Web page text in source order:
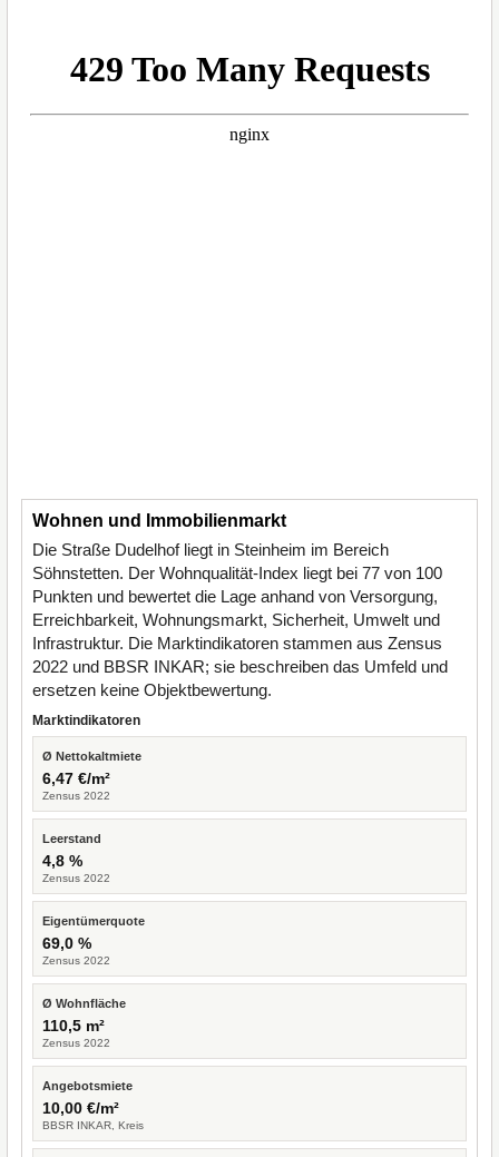
Wohnen und Immobilienmarkt
Die Straße Dudelhof liegt in Steinheim im Bereich
Söhnstetten. Der Wohnqualität-Index liegt bei 77 von 100
Punkten und bewertet die Lage anhand von Versorgung,
Erreichbarkeit, Wohnungsmarkt, Sicherheit, Umwelt und
Infrastruktur. Die Marktindikatoren stammen aus Zensus
2022 und BBSR INKAR; sie beschreiben das Umfeld und
ersetzen keine Objektbewertung.
Marktindikatoren
Ø Nettokaltmiete
6,47 €/m²
Zensus 2022
Leerstand
4,8 %
Zensus 2022
Eigentümerquote
69,0 %
Zensus 2022
Ø Wohnfläche
110,5 m²
Zensus 2022
Angebotsmiete
10,00 €/m²
BBSR INKAR, Kreis